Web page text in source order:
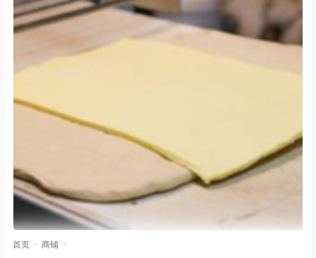
首页 > 商铺 >